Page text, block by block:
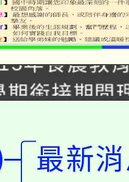
零綠生活教
年食農教
期銜接期間
告本校115
2026金融
最新